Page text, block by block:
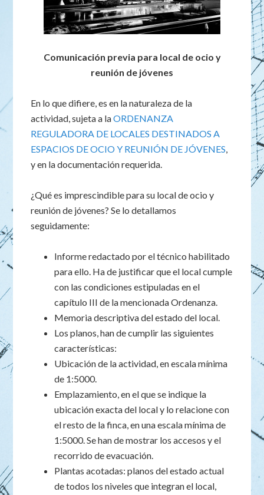
Comunicación previa para local de ocio y
reunión de jóvenes
En lo que difiere, es en la naturaleza de la
actividad, sujeta a laORDENANZA
REGULADORA DE LOCALES DESTINADOS A
ESPACIOS DE OCIO Y REUNIÓN DE JÓVENES,
y en la documentación requerida.
¿Qué es imprescindible para su local de ocio y
reunión de jóvenes? Se lo detallamos
seguidamente:
Informe redactado por el técnico habilitado
para ello. Ha de justificar que el local cumple
con las condiciones estipuladas en el
capítulo III de la mencionada Ordenanza.
Memoria descriptiva del estado del local.
Los planos, han de cumplir las siguientes
características:
Ubicación de la actividad, en escala mínima
de 1:5000.
Emplazamiento, en el que se indique la
ubicación exacta del local y lo relacione con
el resto de la finca, en una escala mínima de
1:5000. Se han de mostrar los accesos y el
recorrido de evacuación.
Plantas acotadas: planos del estado actual
de todos los niveles que integran el local,